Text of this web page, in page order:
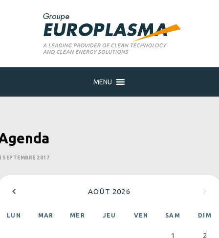
MENU
SEPTEMBRE 2017
AOÛT 2026
LUN MAR MER JEU VEN SAM DIM
1 2